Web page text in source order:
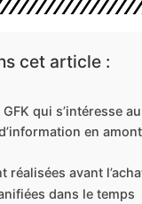
cet article :
qui s’intéresse
en
réalisées avant
dans le temps